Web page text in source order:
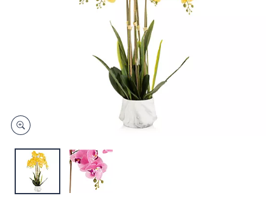
links
bzw.
diese
anzuzeigen.